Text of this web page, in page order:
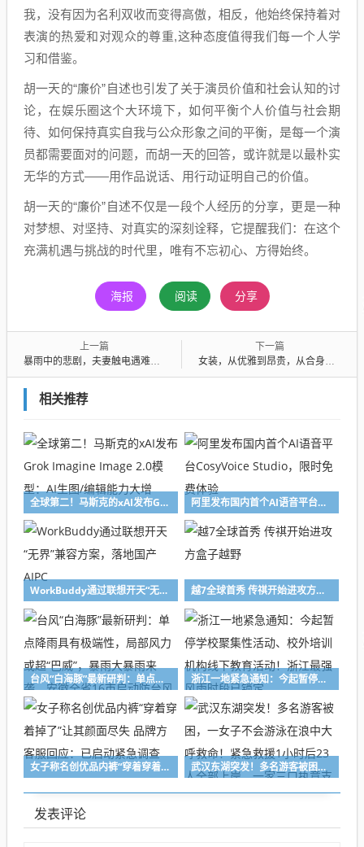
我，没有因为名利双收而变得高傲，相反，他始终保持着对
表演的热爱和对观众的尊重,这种态度值得我们每一个人学
习和借鉴。
胡一天的“廉价”自述也引发了关于演员价值和社会认知的讨
论，在娱乐圈这个大环境下，如何平衡个人价值与社会期
待、如何保持真实自我与公众形象之间的平衡，是每一个演
员都需要面对的问题，而胡一天的回答，或许就是以最朴实
无华的方式——用作品说话、用行动证明自己的价值。
胡一天的“廉价”自述不仅是一段个人经历的分享，更是一种
对梦想、对坚持、对真实的深刻诠释，它提醒我们：在这个
充满机遇与挑战的时代里，唯有不忘初心、方得始终。
海报 阅读 分享
上一篇
暴雨中的悲剧，夫妻触电遇难，知情人揭露真相
下一篇
女装，从优雅到昂贵，从合身到难穿的转变
相关推荐
全球第二！马斯克的xAI发布Grok Imagine Image 2.0模型：AI生图/编辑能力大增 阿里发布国内首个AI语音平台CosyVoice Studio，限时免费体验
WorkBuddy通过联想开天“无界”兼容方案，落地国产AIPC 越7全球首秀 传祺开始进攻方盒子越野
台风“白海豚”最新研判：单点降雨具有极端性，局部风力或超“巴威”，暴雨大暴雨来袭，安徽全省16市启动防台风四级应急响应 浙江一地紧急通知：今起暂停学校聚集性活动、校外培训机构线下教育活动！浙江最强风雨时段已锁定
女子称名创优品内裤“穿着穿着掉了”让其颜面尽失 品牌方客服回应：已启动紧急调查 武汉东湖突发！多名游客被困，一女子不会游泳在浪中大呼救命！紧急救援1小时后23人全部上岸，一家三口执意支付“救援费”被民警微笑婉拒
发表评论